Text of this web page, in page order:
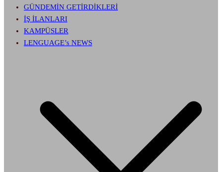
GÜNDEMİN GETİRDİKLERİ
İŞ İLANLARI
KAMPÜSLER
LENGUAGE’s NEWS